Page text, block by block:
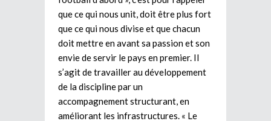
que ce qui nous unit, doit être plus fort
que ce qui nous divise et que chacun
doit mettre en avant sa passion et son
envie de servir le pays en premier. Il
s’agit de travailler au développement
de la discipline par un
accompagnement structurant, en
améliorant les infrastructures. « Le